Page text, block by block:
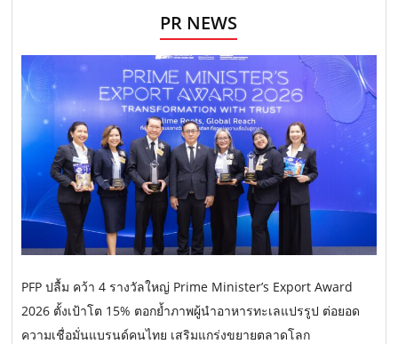
PR NEWS
PFP ปลื้ม คว้า 4 รางวัลใหญ่ Prime Minister’s Export Award
2026 ตั้งเป้าโต 15% ตอกย้ำภาพผู้นำอาหารทะเลแปรรูป ต่อยอด
ความเชื่อมั่นแบรนด์คนไทย เสริมแกร่งขยายตลาดโลก